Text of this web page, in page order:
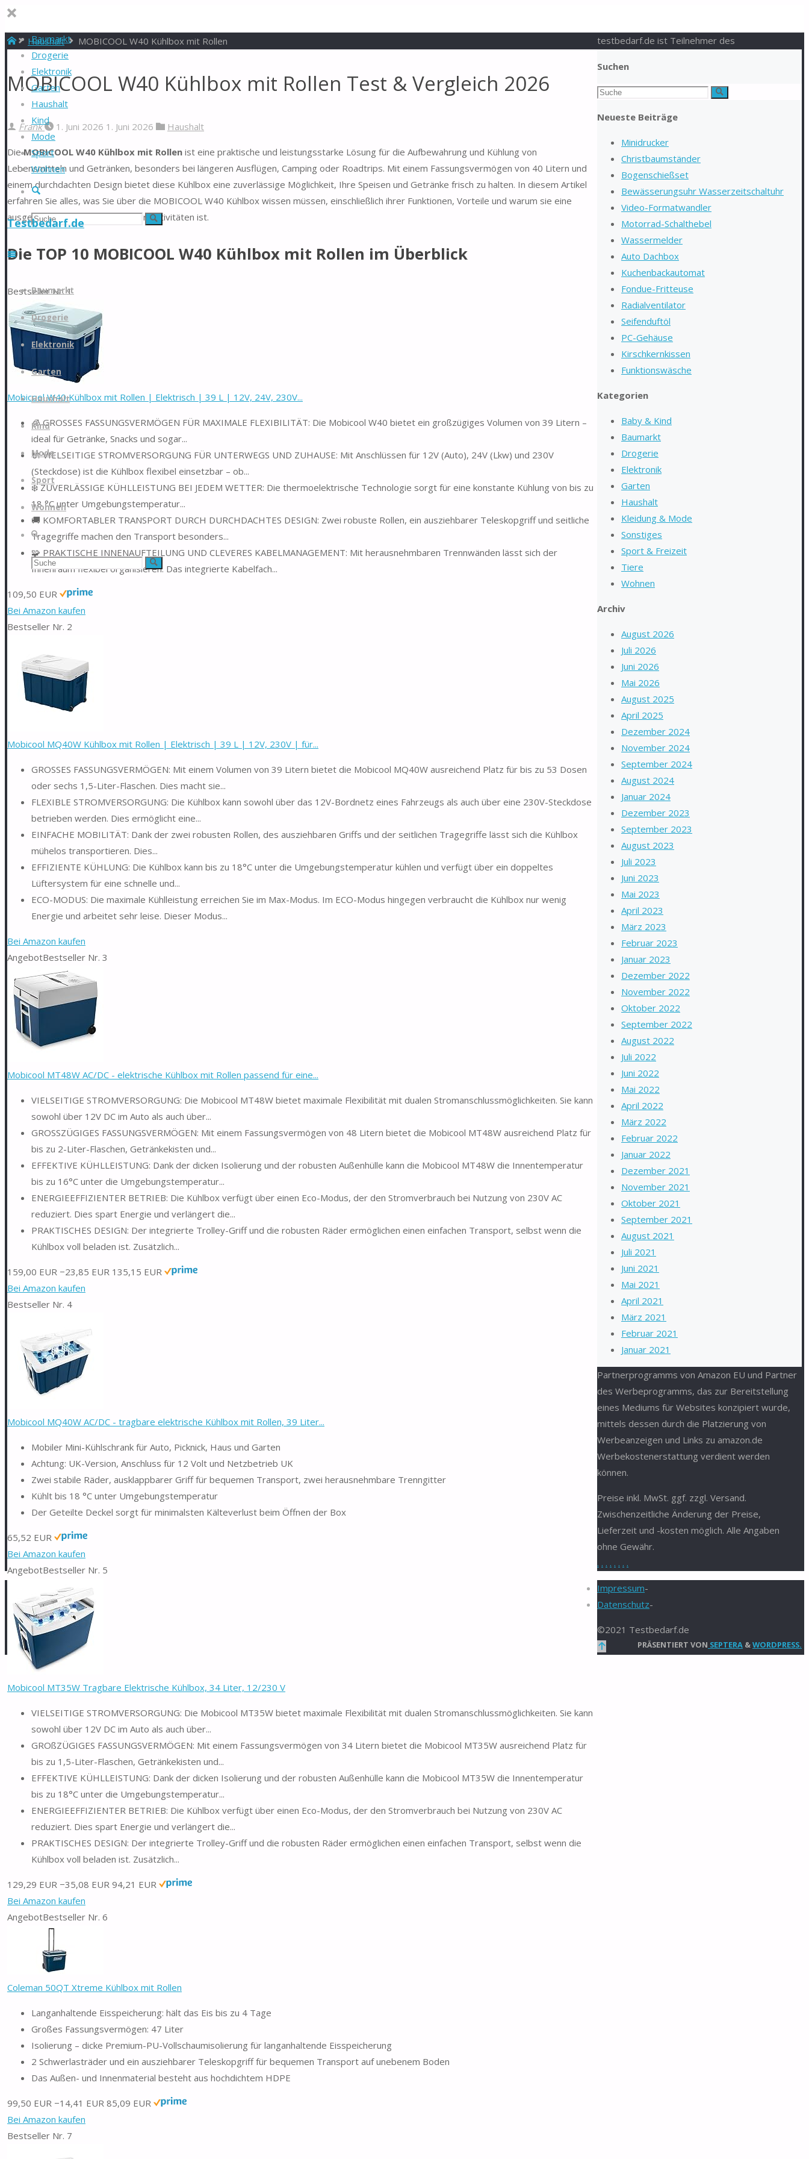
Baumarkt
Drogerie
Elektronik
Garten
Haushalt
Kind
Mode
Sport
Wohnen
Suche
Suchen Suche
Testbedarf.de
springen
Baumarkt
Drogerie
Elektronik
Garten
Haushalt
Kind
Mode
Sport
Wohnen
Suche
Suchen
nach:
Suche
StartHaushalt MOBICOOL W40 Kühlbox mit Rollen
MOBICOOL W40 Kühlbox mit Rollen Test & Vergleich 2026
Frank 1. Juni 2026 1. Juni 2026 Haushalt
DieMOBICOOL W40 Kühlbox mit Rollen ist eine praktische und leistungsstarke Lösung für die Aufbewahrung und Kühlung von
Lebensmitteln und Getränken, besonders bei längeren Ausflügen, Camping oder Roadtrips. Mit einem Fassungsvermögen von 40 Litern und
einem durchdachten Design bietet diese Kühlbox eine zuverlässige Möglichkeit, Ihre Speisen und Getränke frisch zu halten. In diesem Artikel
erfahren Sie alles, was Sie über die MOBICOOL W40 Kühlbox wissen müssen, einschließlich ihrer Funktionen, Vorteile und warum sie eine
ausgezeichnete Wahl für Outdoor-Aktivitäten ist.
Die TOP 10 MOBICOOL W40 Kühlbox mit Rollen im Überblick
Bestseller Nr. 1
Mobicool W40 Kühlbox mit Rollen | Elektrisch | 39 L | 12V, 24V, 230V...
🧊 GROSSES FASSUNGSVERMÖGEN FÜR MAXIMALE FLEXIBILITÄT: Die Mobicool W40 bietet ein großzügiges Volumen von 39 Litern –
ideal für Getränke, Snacks und sogar...
🔌 VIELSEITIGE STROMVERSORGUNG FÜR UNTERWEGS UND ZUHAUSE: Mit Anschlüssen für 12V (Auto), 24V (Lkw) und 230V
(Steckdose) ist die Kühlbox flexibel einsetzbar – ob...
❄️ ZUVERLÄSSIGE KÜHLLEISTUNG BEI JEDEM WETTER: Die thermoelektrische Technologie sorgt für eine konstante Kühlung von bis zu
18 °C unter Umgebungstemperatur...
🚚 KOMFORTABLER TRANSPORT DURCH DURCHDACHTES DESIGN: Zwei robuste Rollen, ein ausziehbarer Teleskopgriff und seitliche
Tragegriffe machen den Transport besonders...
🧩 PRAKTISCHE INNENAUFTEILUNG UND CLEVERES KABELMANAGEMENT: Mit herausnehmbaren Trennwänden lässt sich der
Innenraum flexibel organisieren. Das integrierte Kabelfach...
109,50 EUR
Bei Amazon kaufen
Bestseller Nr. 2
Mobicool MQ40W Kühlbox mit Rollen | Elektrisch | 39 L | 12V, 230V | für...
GROSSES FASSUNGSVERMÖGEN: Mit einem Volumen von 39 Litern bietet die Mobicool MQ40W ausreichend Platz für bis zu 53 Dosen
oder sechs 1,5-Liter-Flaschen. Dies macht sie...
FLEXIBLE STROMVERSORGUNG: Die Kühlbox kann sowohl über das 12V-Bordnetz eines Fahrzeugs als auch über eine 230V-Steckdose
betrieben werden. Dies ermöglicht eine...
EINFACHE MOBILITÄT: Dank der zwei robusten Rollen, des ausziehbaren Griffs und der seitlichen Tragegriffe lässt sich die Kühlbox
mühelos transportieren. Dies...
EFFIZIENTE KÜHLUNG: Die Kühlbox kann bis zu 18°C unter die Umgebungstemperatur kühlen und verfügt über ein doppeltes
Lüftersystem für eine schnelle und...
ECO-MODUS: Die maximale Kühlleistung erreichen Sie im Max-Modus. Im ECO-Modus hingegen verbraucht die Kühlbox nur wenig
Energie und arbeitet sehr leise. Dieser Modus...
Bei Amazon kaufen
AngebotBestseller Nr. 3
Mobicool MT48W AC/DC - elektrische Kühlbox mit Rollen passend für eine...
VIELSEITIGE STROMVERSORGUNG: Die Mobicool MT48W bietet maximale Flexibilität mit dualen Stromanschlussmöglichkeiten. Sie kann
sowohl über 12V DC im Auto als auch über...
GROSSZÜGIGES FASSUNGSVERMÖGEN: Mit einem Fassungsvermögen von 48 Litern bietet die Mobicool MT48W ausreichend Platz für
bis zu 2-Liter-Flaschen, Getränkekisten und...
EFFEKTIVE KÜHLLEISTUNG: Dank der dicken Isolierung und der robusten Außenhülle kann die Mobicool MT48W die Innentemperatur
bis zu 16°C unter die Umgebungstemperatur...
ENERGIEEFFIZIENTER BETRIEB: Die Kühlbox verfügt über einen Eco-Modus, der den Stromverbrauch bei Nutzung von 230V AC
reduziert. Dies spart Energie und verlängert die...
PRAKTISCHES DESIGN: Der integrierte Trolley-Griff und die robusten Räder ermöglichen einen einfachen Transport, selbst wenn die
Kühlbox voll beladen ist. Zusätzlich...
159,00 EUR −23,85 EUR 135,15 EUR
Bei Amazon kaufen
Bestseller Nr. 4
Mobicool MQ40W AC/DC - tragbare elektrische Kühlbox mit Rollen, 39 Liter...
Mobiler Mini-Kühlschrank für Auto, Picknick, Haus und Garten
Achtung: UK-Version, Anschluss für 12 Volt und Netzbetrieb UK
Zwei stabile Räder, ausklappbarer Griff für bequemen Transport, zwei herausnehmbare Trenngitter
Kühlt bis 18 °C unter Umgebungstemperatur
Der Geteilte Deckel sorgt für minimalsten Kälteverlust beim Öffnen der Box
65,52 EUR
Bei Amazon kaufen
AngebotBestseller Nr. 5
Mobicool MT35W Tragbare Elektrische Kühlbox, 34 Liter, 12/230 V
VIELSEITIGE STROMVERSORGUNG: Die Mobicool MT35W bietet maximale Flexibilität mit dualen Stromanschlussmöglichkeiten. Sie kann
sowohl über 12V DC im Auto als auch über...
GROßZÜGIGES FASSUNGSVERMÖGEN: Mit einem Fassungsvermögen von 34 Litern bietet die Mobicool MT35W ausreichend Platz für
bis zu 1,5-Liter-Flaschen, Getränkekisten und...
EFFEKTIVE KÜHLLEISTUNG: Dank der dicken Isolierung und der robusten Außenhülle kann die Mobicool MT35W die Innentemperatur
bis zu 18°C unter die Umgebungstemperatur...
ENERGIEEFFIZIENTER BETRIEB: Die Kühlbox verfügt über einen Eco-Modus, der den Stromverbrauch bei Nutzung von 230V AC
reduziert. Dies spart Energie und verlängert die...
PRAKTISCHES DESIGN: Der integrierte Trolley-Griff und die robusten Räder ermöglichen einen einfachen Transport, selbst wenn die
Kühlbox voll beladen ist. Zusätzlich...
129,29 EUR −35,08 EUR 94,21 EUR
Bei Amazon kaufen
AngebotBestseller Nr. 6
Coleman 50QT Xtreme Kühlbox mit Rollen
Langanhaltende Eisspeicherung: hält das Eis bis zu 4 Tage
Großes Fassungsvermögen: 47 Liter
Isolierung – dicke Premium-PU-Vollschaumisolierung für langanhaltende Eisspeicherung
2 Schwerlasträder und ein ausziehbarer Teleskopgriff für bequemen Transport auf unebenem Boden
Das Außen- und Innenmaterial besteht aus hochdichtem HDPE
99,50 EUR −14,41 EUR 85,09 EUR
Bei Amazon kaufen
Bestseller Nr. 7
Suchen
Suchen
Suche
Neueste Beiträge
Minidrucker
Christbaumständer
Bogenschießset
Bewässerungsuhr Wasserzeitschaltuhr
Video-Formatwandler
Motorrad-Schalthebel
Wassermelder
Auto Dachbox
Kuchenbackautomat
Fondue-Fritteuse
Radialventilator
Seifenduftöl
PC-Gehäuse
Kirschkernkissen
Funktionswäsche
Kategorien
Baby & Kind
Baumarkt
Drogerie
Elektronik
Garten
Haushalt
Kleidung & Mode
Sonstiges
Sport & Freizeit
Tiere
Wohnen
Archiv
August 2026
Juli 2026
Juni 2026
Mai 2026
August 2025
April 2025
Dezember 2024
November 2024
September 2024
August 2024
Januar 2024
Dezember 2023
September 2023
August 2023
Juli 2023
Juni 2023
Mai 2023
April 2023
März 2023
Februar 2023
Januar 2023
Dezember 2022
November 2022
Oktober 2022
September 2022
August 2022
Juli 2022
Juni 2022
Mai 2022
April 2022
März 2022
Februar 2022
Januar 2022
Dezember 2021
November 2021
Oktober 2021
September 2021
August 2021
Juli 2021
Juni 2021
Mai 2021
April 2021
März 2021
Februar 2021
Januar 2021
testbedarf.de ist Teilnehmer des
Partnerprogramms von Amazon EU und Partner
des Werbeprogramms, das zur Bereitstellung
eines Mediums für Websites konzipiert wurde,
mittels dessen durch die Platzierung von
Werbeanzeigen und Links zu amazon.de
Werbekostenerstattung verdient werden
können.
Preise inkl. MwSt. ggf. zzgl. Versand.
Zwischenzeitliche Änderung der Preise,
Lieferzeit und -kosten möglich. Alle Angaben
ohne Gewähr.
. . . . . . . .
Impressum-
Datenschutz-
©2021 Testbedarf.de
PRÄSENTIERT VON SEPTERA &WORDPRESS.
Zurück